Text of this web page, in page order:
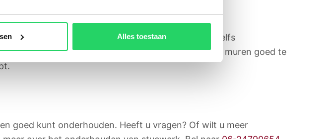
Alles toestaan
kunnen leiden tot afbladderend stucwerk of zelfs
in uw huis te voorkomen. Dit doet u door uw muren goed te
goed kunt onderhouden. Heeft u vragen? Of wilt u meer